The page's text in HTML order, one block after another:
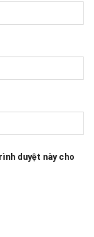
duyệt này cho